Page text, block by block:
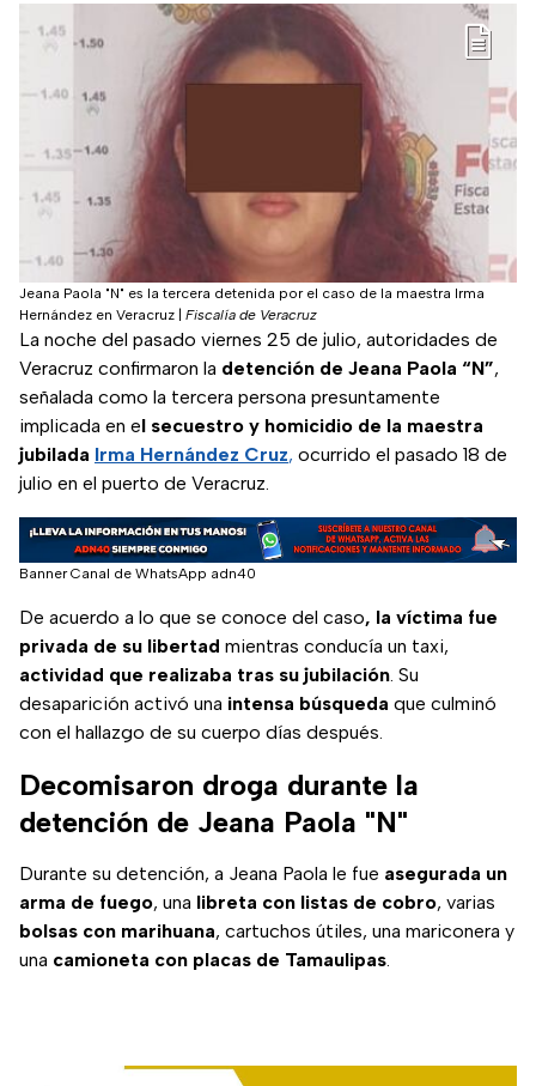
Jeana Paola "N" es la tercera detenida por el caso de la maestra Irma
Hernández en Veracruz
Fiscalía de Veracruz
La noche del pasado viernes 25 de julio, autoridades de
Veracruz confirmaron la detención de Jeana Paola “N”,
señalada como la tercera persona presuntamente
implicada en el secuestro y homicidio de la maestra
jubilada Irma Hernández Cruz, ocurrido el pasado 18 de
julio en el puerto de Veracruz.
Banner Canal de WhatsApp adn40
De acuerdo a lo que se conoce del caso, la víctima fue
privada de su libertad mientras conducía un taxi,
actividad que realizaba tras su jubilación. Su
desaparición activó una intensa búsqueda que culminó
con el hallazgo de su cuerpo días después.
Decomisaron droga durante la
detención de Jeana Paola "N"
Durante su detención, a Jeana Paola le fue asegurada un
arma de fuego, una libreta con listas de cobro, varias
bolsas con marihuana, cartuchos útiles, una mariconera y
una camioneta con placas de Tamaulipas.